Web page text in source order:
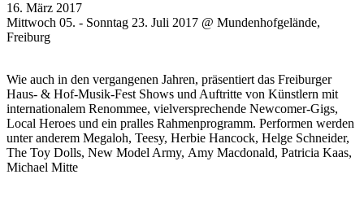
16. März 2017
Mittwoch 05. - Sonntag 23. Juli 2017 @ Mundenhofgelände,
Freiburg
Wie auch in den vergangenen Jahren, präsentiert das Freiburger
Haus- & Hof-Musik-Fest Shows und Auftritte von Künstlern mit
internationalem Renommee, vielversprechende Newcomer-Gigs,
Local Heroes und ein pralles Rahmenprogramm. Performen werden
unter anderem Megaloh, Teesy, Herbie Hancock, Helge Schneider,
The Toy Dolls, New Model Army, Amy Macdonald, Patricia Kaas,
Michael Mitte